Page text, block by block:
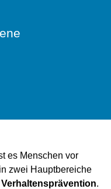
es Menschen vor
zwei Hauptbereiche
.